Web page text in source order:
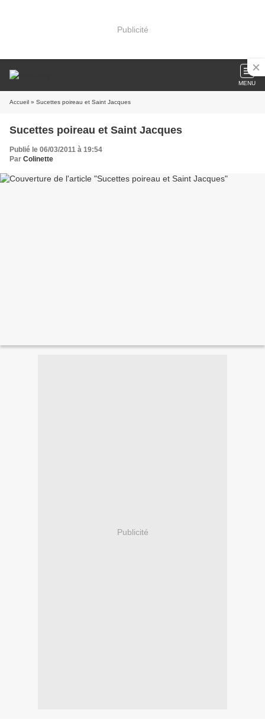
Publicité
MENU
Accueil » Sucettes poireau et Saint Jacques
Sucettes poireau et Saint Jacques
Publié le 06/03/2011 à 19:54
Par Colinette
Publicité